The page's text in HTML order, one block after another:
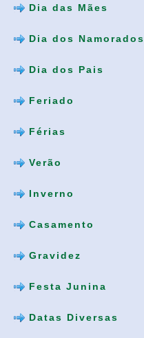
Dia das Mães
Dia dos Namorados
Dia dos Pais
Feriado
Férias
Verão
Inverno
Casamento
Gravidez
Festa Junina
Datas Diversas